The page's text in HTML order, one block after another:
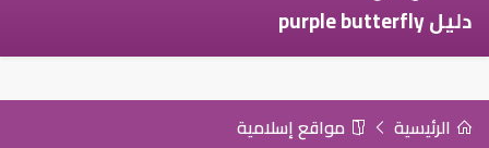
دليل purple butterfly
الرئيسية مواقع إسلامية